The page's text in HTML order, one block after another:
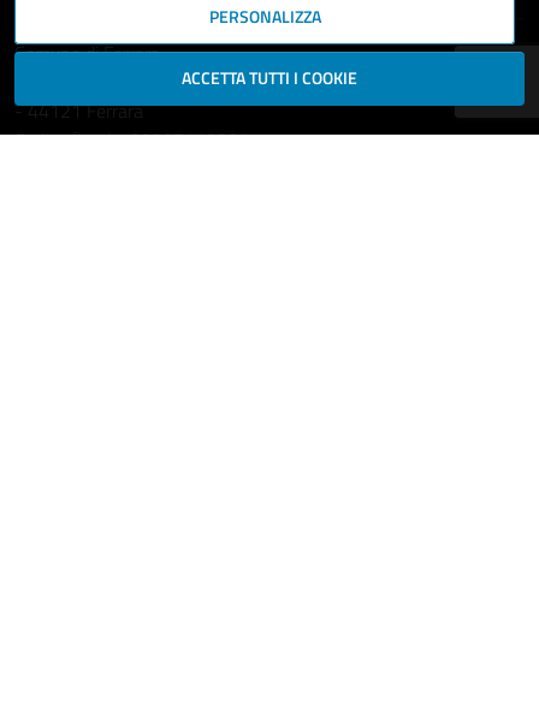
Comune di Ferrara
Piazza del Municipio, 2
- 44121 Ferrara
Codice fiscale: 00297110389
PERSONALIZZA
ACCETTA TUTTI I COOKIE